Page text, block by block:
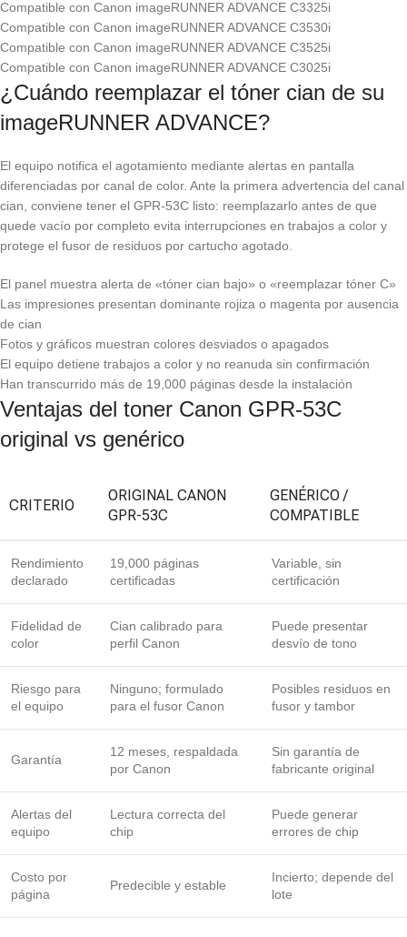
Compatible con Canon imageRUNNER ADVANCE C3325i
Compatible con Canon imageRUNNER ADVANCE C3530i
Compatible con Canon imageRUNNER ADVANCE C3525i
Compatible con Canon imageRUNNER ADVANCE C3025i
¿Cuándo reemplazar el tóner cian de su
imageRUNNER ADVANCE?
El equipo notifica el agotamiento mediante alertas en pantalla
diferenciadas por canal de color. Ante la primera advertencia del canal
cian, conviene tener el GPR-53C listo: reemplazarlo antes de que
quede vacío por completo evita interrupciones en trabajos a color y
protege el fusor de residuos por cartucho agotado.
El panel muestra alerta de «tóner cian bajo» o «reemplazar tóner C»
Las impresiones presentan dominante rojiza o magenta por ausencia
de cian
Fotos y gráficos muestran colores desviados o apagados
El equipo detiene trabajos a color y no reanuda sin confirmación
Han transcurrido más de 19,000 páginas desde la instalación
Ventajas del toner Canon GPR-53C
original vs genérico
CRITERIO
ORIGINAL CANON
GPR-53C
GENÉRICO /
COMPATIBLE
Rendimiento
declarado
19,000 páginas
certificadas
Variable, sin
certificación
Fidelidad de
color
Cian calibrado para
perfil Canon
Puede presentar
desvío de tono
Riesgo para
el equipo
Ninguno; formulado
para el fusor Canon
Posibles residuos en
fusor y tambor
Garantía
12 meses, respaldada
por Canon
Sin garantía de
fabricante original
Alertas del
equipo
Lectura correcta del
chip
Puede generar
errores de chip
Costo por
página
Predecible y estable
Incierto; depende del
lote